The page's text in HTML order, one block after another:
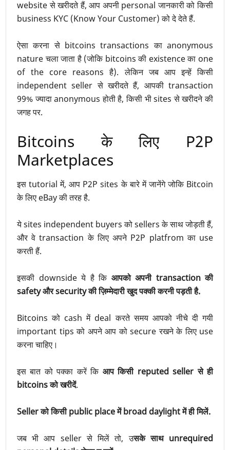
website से खरीदते हैं, आप अपनी personal जानकारी को किसी
business KYC (Know Your Customer) को दे देते हैं.
ऐसा करना से bitcoins transactions का anonymous
nature चला जाता है (जोकि bitcoins की existence का one
of the core reasons है). लेकिन जब आप इन्हें किसी
independent seller से खरीदते हैं, आपकी transaction
99% ज्यादा anonymous होती है, किसी भी sites से खरीदने की
जगह पर.
Bitcoins के लिए P2P
Marketplaces
इस tutorial में, आप P2P sites के बारे में जानेंगे जोकि Bitcoin
के लिए eBay की तरह है.
ये sites independent buyers को sellers के साथ जोड़ती हैं,
और वे transaction के लिए अपने P2P platfrom का use
करती हैं.
इसकी downside ये है कि आपको अपनी transaction की
safety और security की ज़िम्मेदारी खुद पक्की करनी पड़ती है.
Bitcoins को cash में deal करते समय आपको नीचे दी गयी
important tips को अपने आप को secure रखने के लिए use
करना चाहिए।
इस बात को पक्का करें कि आप किसी reputed seller से ही
bitcoins को खरीदें.
Seller को किसी public place में broad daylight में ही मिलें.
जब भी आप seller से मिलें तो, उसके साथ unrequired